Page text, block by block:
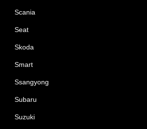
Scania
Seat
Skoda
Smart
Ssangyong
Subaru
Suzuki